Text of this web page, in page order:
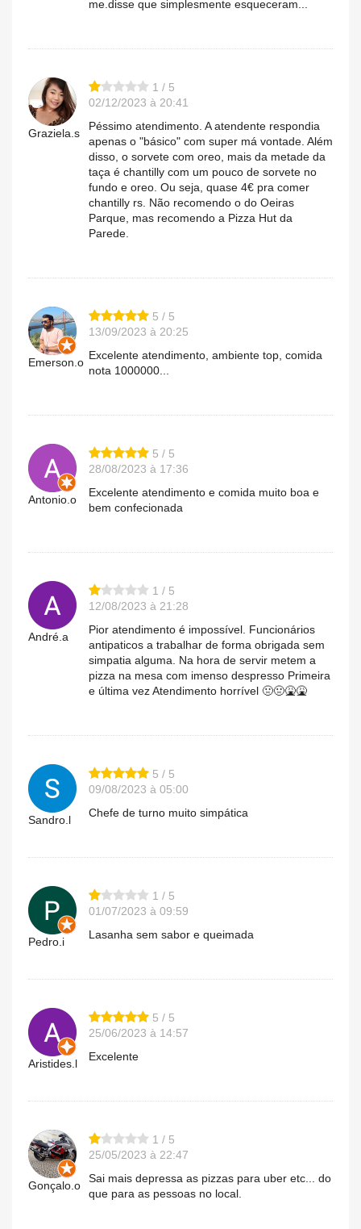
me.disse que simplesmente esqueceram...
Graziela.s
1 / 5
02/12/2023 à 20:41
Péssimo atendimento. A atendente respondia
apenas o "básico" com super má vontade. Além
disso, o sorvete com oreo, mais da metade da
taça é chantilly com um pouco de sorvete no
fundo e oreo. Ou seja, quase 4€ pra comer
chantilly rs. Não recomendo o do Oeiras
Parque, mas recomendo a Pizza Hut da
Parede.
Emerson.o
5 / 5
13/09/2023 à 20:25
Excelente atendimento, ambiente top, comida
nota 1000000...
Antonio.o
5 / 5
28/08/2023 à 17:36
Excelente atendimento e comida muito boa e
bem confecionada
André.a
1 / 5
12/08/2023 à 21:28
Pior atendimento é impossível. Funcionários
antipaticos a trabalhar de forma obrigada sem
simpatia alguma. Na hora de servir metem a
pizza na mesa com imenso despresso Primeira
e última vez Atendimento horrível 🤢🤢🤮🤮
Sandro.l
5 / 5
09/08/2023 à 05:00
Chefe de turno muito simpática
Pedro.i
1 / 5
01/07/2023 à 09:59
Lasanha sem sabor e queimada
Aristides.l
5 / 5
25/06/2023 à 14:57
Excelente
Gonçalo.o
1 / 5
25/05/2023 à 22:47
Sai mais depressa as pizzas para uber etc... do
que para as pessoas no local.